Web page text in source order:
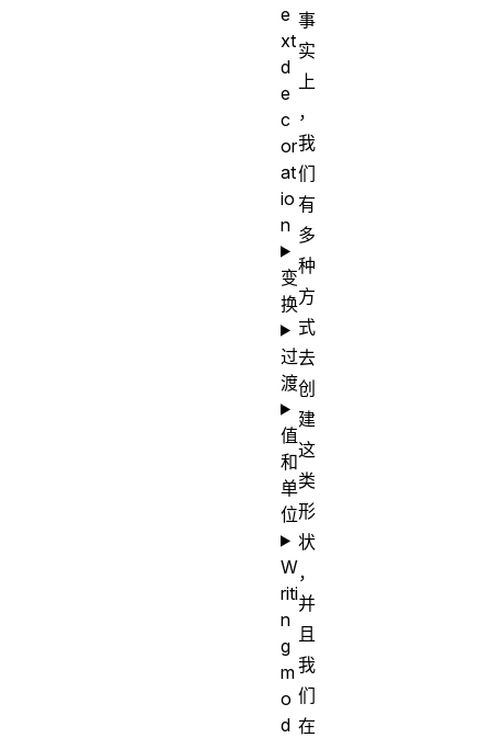
事
实
上
，
我
们
有
多
种
方
式
去
创
建
这
类
形
状
，
并
且
我
们
在
e
xt
d
e
c
or
at
io
n
变
换
过
渡
值
和
单
位
W
riti
n
g
m
o
d